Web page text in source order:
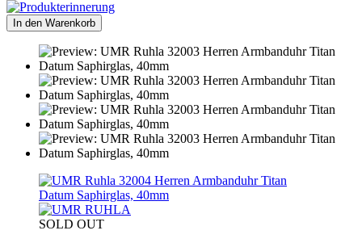
In den Warenkorb
SOLD OUT